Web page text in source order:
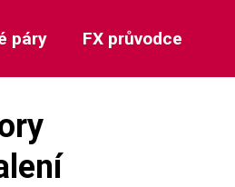
páry FX průvodce